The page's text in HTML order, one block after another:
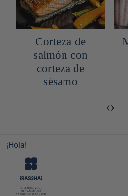
Magdalena con
cobertura de
sakura
‹›
¡Hola!